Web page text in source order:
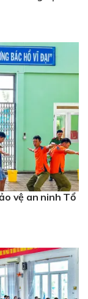
vệ an ninh Tổ